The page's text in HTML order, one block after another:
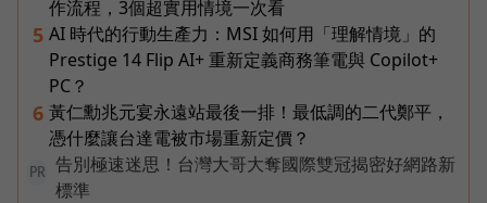
作流程，3個超實用情境一次看
5 AI 時代的行動生產力：MSI 如何用「理解情境」的
Prestige 14 Flip AI+ 重新定義商務筆電與 Copilot+
PC？
6 黃仁勳兆元宴永遠站最後一排！最低調的二代鄭平，
憑什麼讓台達電被市場重新定價？
PR
告別極速迷思！台灣大哥大奪國際雙冠揭密好網路新
標準